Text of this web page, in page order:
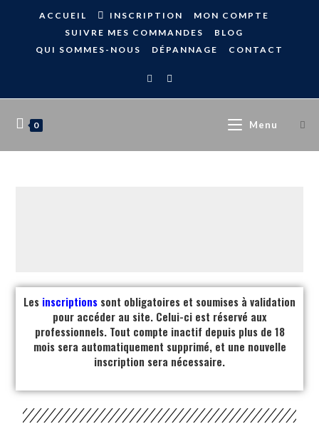
ACCUEIL INSCRIPTION
MON COMPTE
SUIVRE MES COMMANDES
BLOG
QUI SOMMES-NOUS
DÉPANNAGE CONTACT
0 Menu
Les inscriptions sont obligatoires et soumises à validation
pour accéder au site. Celui-ci est réservé aux
professionnels. Tout compte inactif depuis plus de 18
mois sera automatiquement supprimé, et une nouvelle
inscription sera nécessaire.